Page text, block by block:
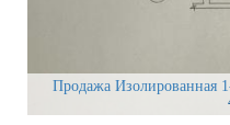
Продажа Изолированная